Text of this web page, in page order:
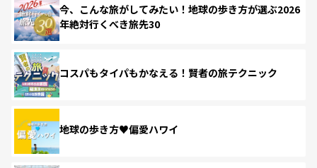
今、こんな旅がしてみたい！地球の歩き方が選ぶ2026
年絶対行くべき旅先30
コスパもタイパもかなえる！賢者の旅テクニック
地球の歩き方♥偏愛ハワイ